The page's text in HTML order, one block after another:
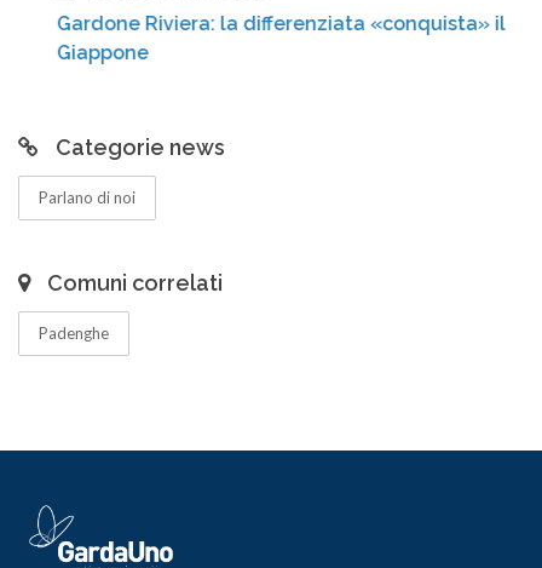
Gardone Riviera: la differenziata «conquista» il
Giappone
Categorie news
Parlano di noi
Comuni correlati
Padenghe